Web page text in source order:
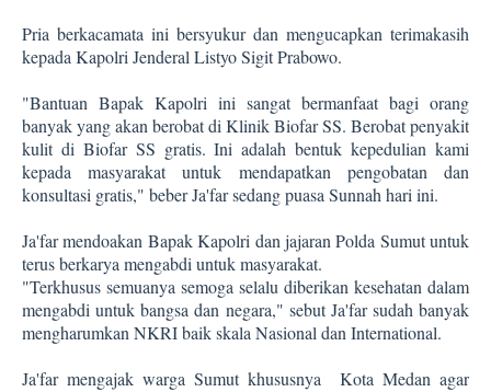
Pria berkacamata ini bersyukur dan mengucapkan terimakasih
kepada Kapolri Jenderal Listyo Sigit Prabowo.
"Bantuan Bapak Kapolri ini sangat bermanfaat bagi orang
banyak yang akan berobat di Klinik Biofar SS. Berobat penyakit
kulit di Biofar SS gratis. Ini adalah bentuk kepedulian kami
kepada masyarakat untuk mendapatkan pengobatan dan
konsultasi gratis," beber Ja'far sedang puasa Sunnah hari ini.
Ja'far mendoakan Bapak Kapolri dan jajaran Polda Sumut untuk
terus berkarya mengabdi untuk masyarakat.
"Terkhusus semuanya semoga selalu diberikan kesehatan dalam
mengabdi untuk bangsa dan negara," sebut Ja'far sudah banyak
mengharumkan NKRI baik skala Nasional dan International.
Ja'far mengajak warga Sumut khususnya
Kota Medan agar